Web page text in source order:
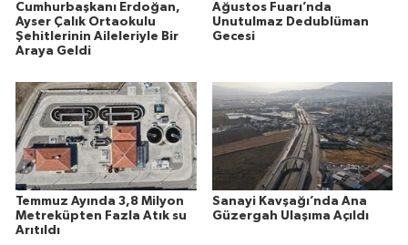
Cumhurbaşkanı Erdoğan,
Ayser Çalık Ortaokulu
Şehitlerinin Aileleriyle Bir
Araya Geldi
Ağustos Fuarı’nda
Unutulmaz Dedublüman
Gecesi
Temmuz Ayında 3,8 Milyon
Metreküpten Fazla Atık su
Arıtıldı
Sanayi Kavşağı’nda Ana
Güzergah Ulaşıma Açıldı